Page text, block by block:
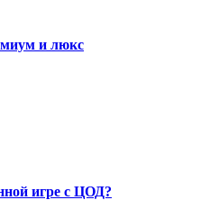
и люкс
игре с ЦОД?